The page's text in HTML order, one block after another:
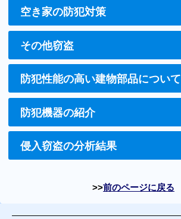
空き家の防犯対策
その他窃盗
防犯性能の高い建物部品について
防犯機器の紹介
侵入窃盗の分析結果
前のページに戻る